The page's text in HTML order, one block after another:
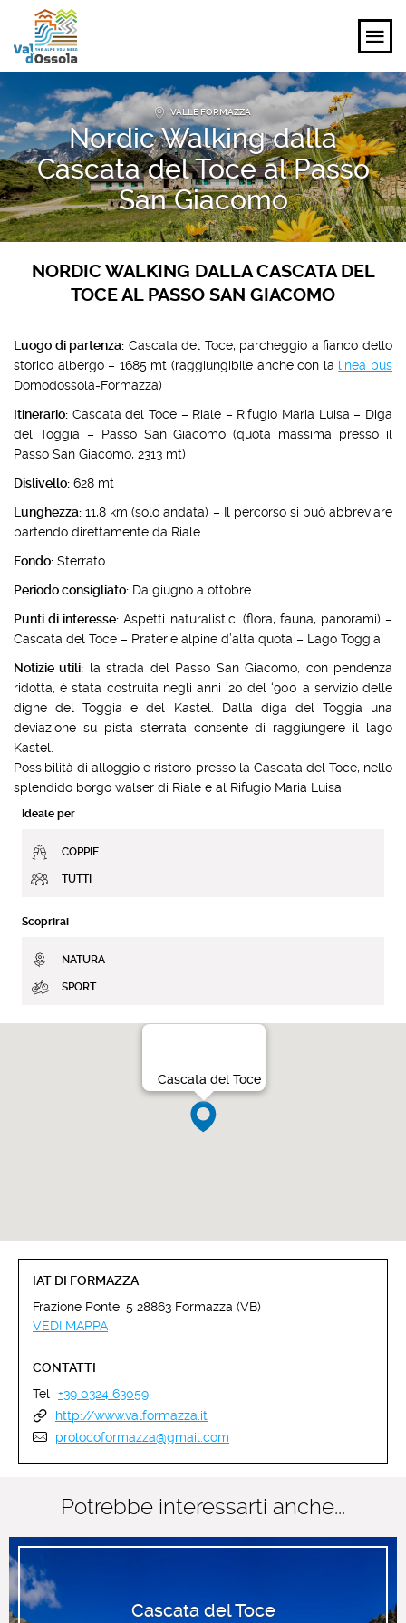
SCOPRI
VIVI
PIANIFICA
EVENTI E ISPIRAZIONI
IT
VALLE FORMAZZA
Nordic Walking dalla
Cascata del Toce al Passo
San Giacomo
NORDIC WALKING DALLA CASCATA DEL
TOCE AL PASSO SAN GIACOMO
Luogo di partenza: Cascata del Toce, parcheggio a fianco dello
storico albergo – 1685 mt (raggiungibile anche con la linea bus
Domodossola-Formazza)
Itinerario: Cascata del Toce – Riale – Rifugio Maria Luisa – Diga
del Toggia – Passo San Giacomo (quota massima presso il
Passo San Giacomo, 2313 mt)
Dislivello: 628 mt
Lunghezza: 11,8 km (solo andata) – Il percorso si può abbreviare
partendo direttamente da Riale
Fondo: Sterrato
Periodo consigliato: Da giugno a ottobre
Punti di interesse: Aspetti naturalistici (flora, fauna, panorami) –
Cascata del Toce – Praterie alpine d’alta quota – Lago Toggia
Notizie utili: la strada del Passo San Giacomo, con pendenza
ridotta, è stata costruita negli anni ’20 del ‘900 a servizio delle
dighe del Toggia e del Kastel. Dalla diga del Toggia una
deviazione su pista sterrata consente di raggiungere il lago
Kastel.
Possibilità di alloggio e ristoro presso la Cascata del Toce, nello
splendido borgo walser di Riale e al Rifugio Maria Luisa
Ideale per
COPPIE
TUTTI
Scoprirai
NATURA
SPORT
Cascata del Toce
IAT DI FORMAZZA
Frazione Ponte, 5 28863 Formazza (VB)
VEDI MAPPA
CONTATTI
Tel
+39 0324 63059
http://www.valformazza.it
prolocoformazza@gmail.com
Potrebbe interessarti anche...
Cascata del Toce